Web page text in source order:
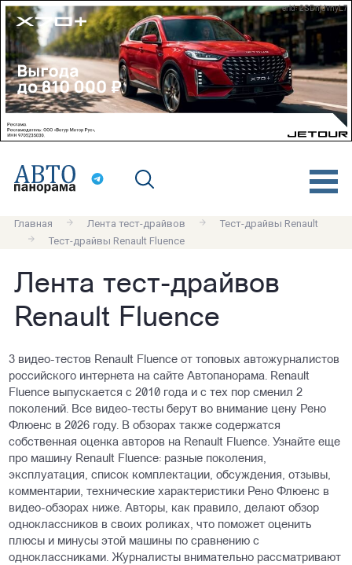
erid: 2SDnjdvnyL7
Главная Лента тест-драйвов
Тест-драйвы Renault
Тест-драйвы Renault Fluence
Лента тест-драйвов
Renault Fluence
3 видео-тестов Renault Fluence от топовых автожурналистов
российского интернета на сайте Автопанорама. Renault
Fluence выпускается с 2010 года и с тех пор сменил 2
поколений. Все видео-тесты берут во внимание цену Рено
Флюенс в 2026 году. В обзорах также содержатся
собственная оценка авторов на Renault Fluence. Узнайте еще
про машину Renault Fluence: разные поколения,
эксплуатация, список комплектации, обсуждения, отзывы,
комментарии, технические характеристики Рено Флюенс в
видео-обзорах ниже. Авторы, как правило, делают обзор
одноклассников в своих роликах, что поможет оценить
плюсы и минусы этой машины по сравнению с
одноклассниками. Журналисты внимательно рассматривают